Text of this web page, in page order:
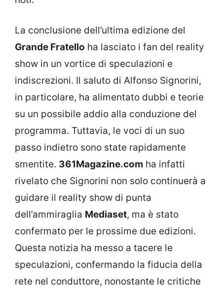
La conclusione dell’ultima edizione del
Grande Fratello ha lasciato i fan del reality
show in un vortice di speculazioni e
indiscrezioni. Il saluto di Alfonso Signorini,
in particolare, ha alimentato dubbi e teorie
su un possibile addio alla conduzione del
programma. Tuttavia, le voci di un suo
passo indietro sono state rapidamente
smentite. 361Magazine.com ha infatti
rivelato che Signorini non solo continuerà a
guidare il reality show di punta
dell’ammiraglia Mediaset, ma è stato
confermato per le prossime due edizioni.
Questa notizia ha messo a tacere le
speculazioni, confermando la fiducia della
rete nel conduttore, nonostante le critiche